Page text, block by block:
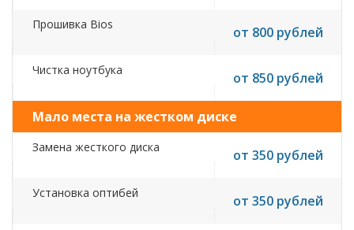
Прошивка Bios от 800 рублей
Чистка ноутбука от 850 рублей
Мало места на жестком диске
Замена жесткого диска от 350 рублей
Установка оптибей от 350 рублей